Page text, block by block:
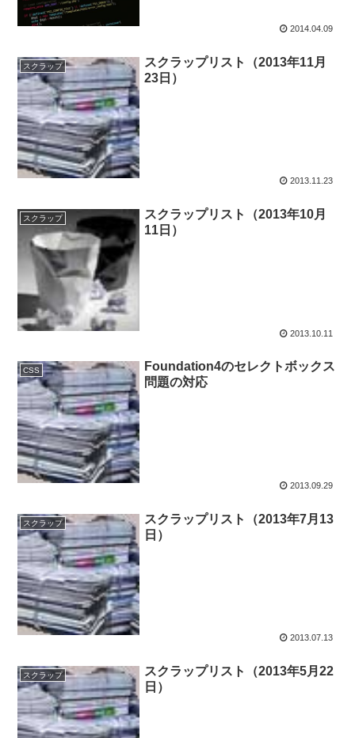
2014.04.09
スクラップ
スクラップリスト（2013年11月
23日）
2013.11.23
スクラップ
スクラップリスト（2013年10月
11日）
2013.10.11
CSS
Foundation4のセレクトボックス
問題の対応
2013.09.29
スクラップ
スクラップリスト（2013年7月13
日）
2013.07.13
スクラップ
スクラップリスト（2013年5月22
日）